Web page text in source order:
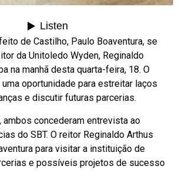
de Castilho, Paulo Boaventura, se
da Unitoledo Wyden, Reginaldo
na manhã desta quarta-feira, 18. O
oportunidade para estreitar laços
e discutir futuras parcerias.
ambos concederam entrevista ao
do SBT. O reitor Reginaldo Arthus
para visitar a instituição de
e possíveis projetos de sucesso